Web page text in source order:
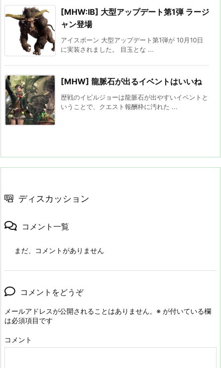
[MHW:IB] 大型アップデート第1弾 ラージ
ャン登場
アイスボーン 大型アップデート第1弾が 10月10日
に実装されました。 目玉とな ...
[MHW] 龍脈石が出るイベントはいいね
歴戦のイビルジョーは龍脈石が出やすいイベントと
いうことで、クエスト報酬枠に汚れた ...
ディスカッション
コメント一覧
まだ、コメントがありません
コメントをどうぞ
メールアドレスが公開されることはありません。 ※ が付いている欄
は必須項目です
コメント